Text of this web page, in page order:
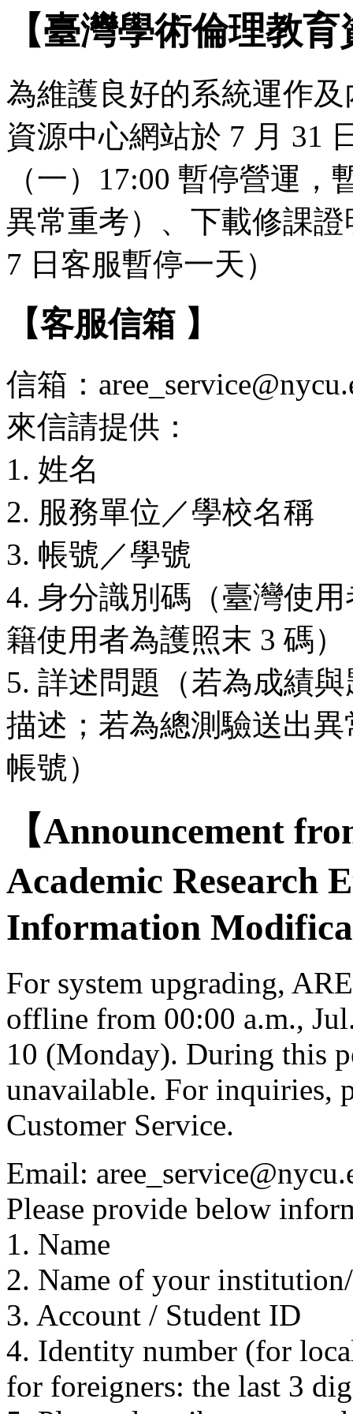
【臺灣學術倫理教
為維護良好的系統運作
資源中心網站於 7 月 31
（一）17:00 暫停營運
異常重考）、下載修課
7 日客服暫停一天）
【客服信箱 】
信箱：
來信請提供：
1. 姓名
2. 服務單位／學校名稱
3. 帳號／學號
4. 身分識別碼（臺灣使
籍使用者為護照末 3 碼）
5. 詳述問題（若為成績
描述；若為總測驗送出
帳號）
【Announcement
Academic Research
Information
For system upgrading,
offline from 00:00 a.m.,
10 (Monday). During this
unavailable. For inquiries,
Customer Service.
Email:
Please provide below
1. Name
2. Name of your
3. Account / Student ID
4. Identity number (for
for foreigners: the last 3